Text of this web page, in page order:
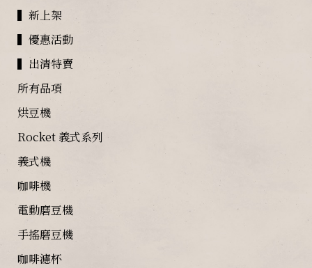
▍新上架
▍優惠活動
▍出清特賣
所有品項
烘豆機
Rocket 義式系列
義式機
咖啡機
電動磨豆機
手搖磨豆機
咖啡濾杯